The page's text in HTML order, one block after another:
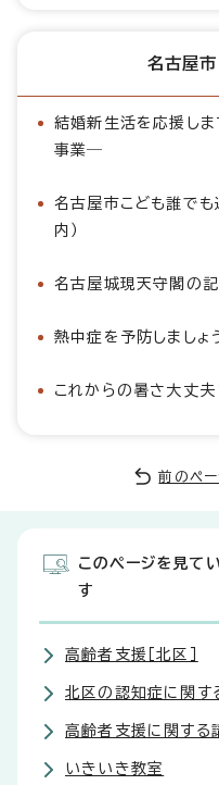
名古屋
結婚新生活を応援し
事業―
名古屋市こども誰で
内）
名古屋城現天守閣の
熱中症を予防しましょ
これからの暑さ大丈夫
前のペ
このページを見て
す
高齢者支援［北区］
北区の認知症に関す
高齢者支援に関する講
いきいき教室